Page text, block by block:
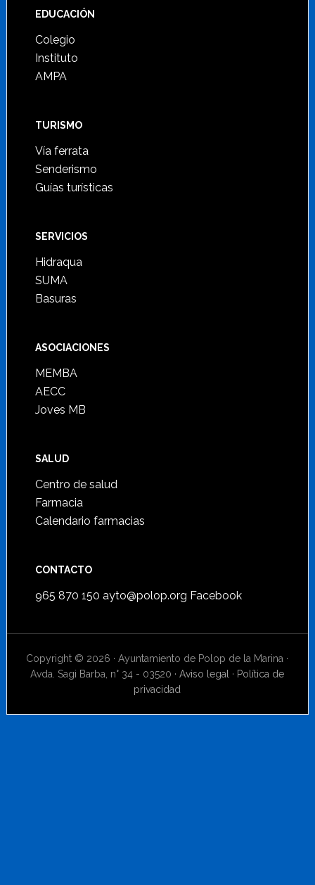
Footer
EDUCACIÓN
Colegio
Instituto
AMPA
TURISMO
Vía ferrata
Senderismo
Guías turísticas
SERVICIOS
Hidraqua
SUMA
Basuras
ASOCIACIONES
MEMBA
AECC
Joves MB
SALUD
Centro de salud
Farmacia
Calendario farmacias
CONTACTO
965 870 150 ayto@polop.org Facebook
Copyright © 2026 · Ayuntamiento de Polop de la Marina ·
Avda. Sagi Barba, n° 34 - 03520 ·Aviso legal · Política de
privacidad